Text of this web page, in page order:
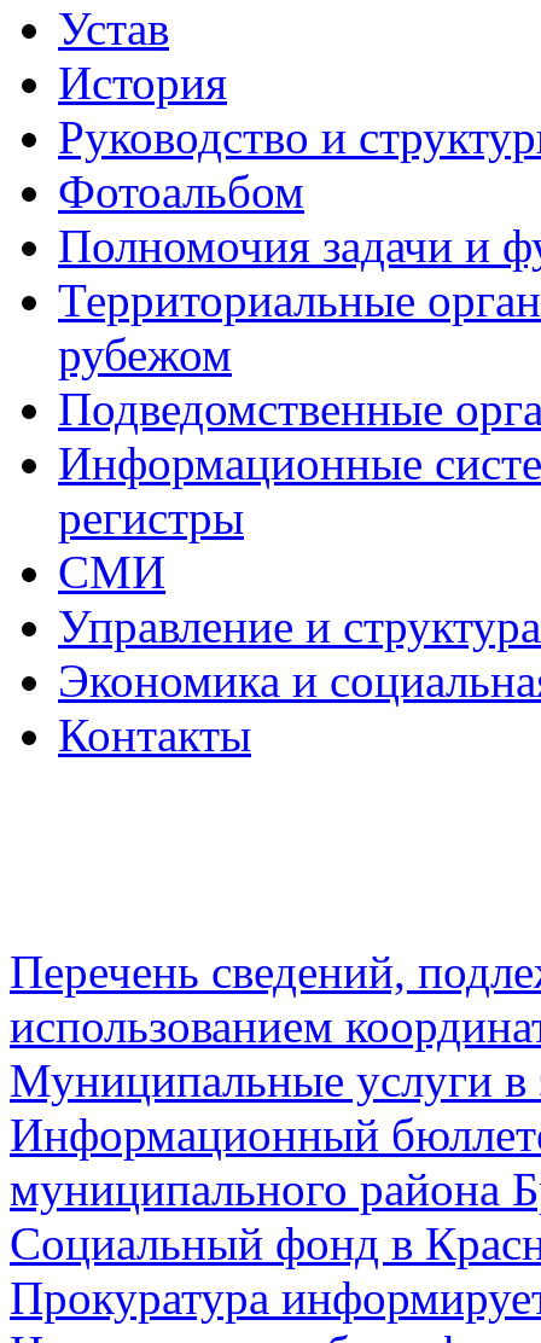
Устав
История
Руководство и
Фотоальбом
Полномочия задачи и
Территориальные
рубежом
Подведомственные
Информационные
регистры
СМИ
Управление и
Экономика и
Контакты
Перечень сведений,
использованием
Муниципальные услуги в
Информационный
муниципального района
Социальный фонд в
Прокуратура